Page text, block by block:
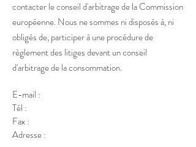
contacter le conseil d'arbitrage de la Commission
européenne. Nous ne sommes ni disposés à, ni
obligés de, participer à une procédure de
règlement des litiges devant un conseil
d'arbitrage de la consommation.
E-mail :
Tél :
Fax :
Adresse :